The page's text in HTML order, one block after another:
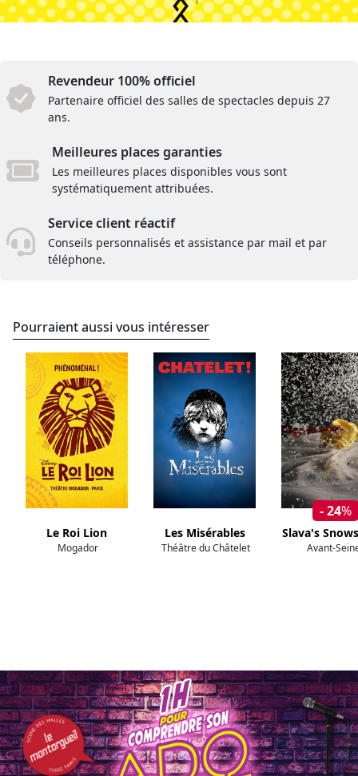
Revendeur 100% officiel
Partenaire officiel des salles de spectacles depuis 27
ans.
Meilleures places garanties
Les meilleures places disponibles vous sont
systématiquement attribuées.
Service client réactif
Conseils personnalisés et assistance par mail et par
téléphone.
Pourraient aussi vous intéresser
Le Roi Lion
Mogador
Les Misérables
Théâtre du Châtelet
- 24%
Slava's
Avant-